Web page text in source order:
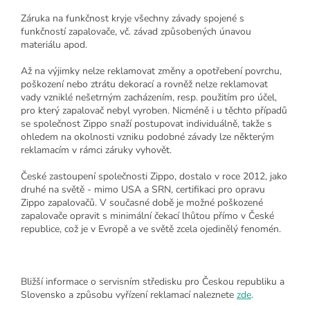
Záruka na funkčnost kryje všechny závady spojené s
funkčností zapalovače, vč. závad způsobených únavou
materiálu apod.
Až na výjimky nelze reklamovat změny a opotřebení povrchu,
poškození nebo ztrátu dekorací a rovněž nelze reklamovat
vady vzniklé nešetrným zacházením, resp. použitím pro účel,
pro který zapalovač nebyl vyroben. Nicméně i u těchto případů
se společnost Zippo snaží postupovat individuálně, takže s
ohledem na okolnosti vzniku podobné závady lze některým
reklamacím v rámci záruky vyhovět.
České zastoupení společnosti Zippo, dostalo v roce 2012, jako
druhé na světě - mimo USA a SRN, certifikaci pro opravu
Zippo zapalovačů. V současné době je možné poškozené
zapalovače opravit s minimální čekací lhůtou přímo v České
republice, což je v Evropě a ve světě zcela ojedinělý fenomén.
Bližší informace o servisním středisku pro Českou republiku a
Slovensko a způsobu vyřízení reklamací naleznete zde.